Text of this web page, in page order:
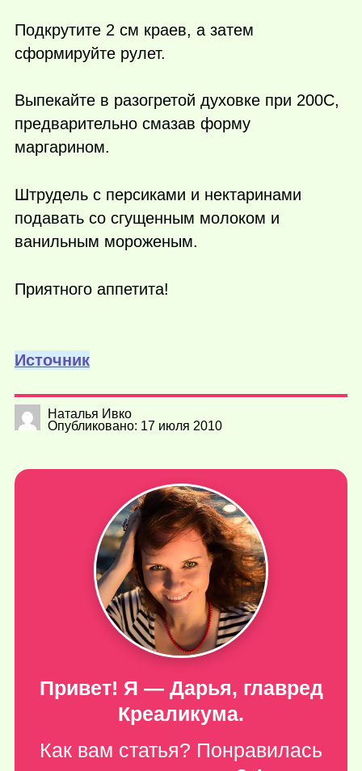
Подкрутите 2 см краев, а затем
сформируйте рулет.
Выпекайте в разогретой духовке при 200С,
предварительно смазав форму
маргарином.
Штрудель с персиками и нектаринами
подавать со сгущенным молоком и
ванильным мороженым.
Приятного аппетита!
Источник
Наталья Ивко
Опубликовано: 17 июля 2010
Привет! Я — Дарья, главред
Креаликума.
Как вам статья? Понравилась